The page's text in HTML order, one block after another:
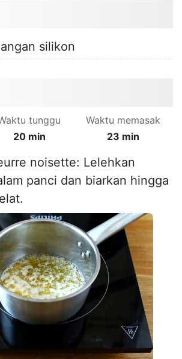
silikon
tunggu
20 min
Waktu memasak
23 min
noisette: Lelehkan
panci dan biarkan hingga